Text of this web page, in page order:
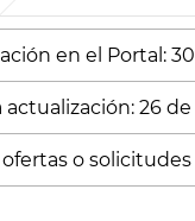
en el Portal:
26
o solicitudes